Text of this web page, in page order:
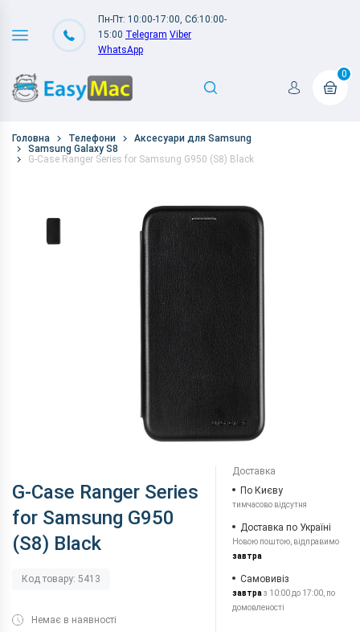
Пн-Пт: 10:00-17:00, Сб:10:00-
15:00 Telegram Viber
WhatsApp
0
Головна Телефони
Аксесуари для Samsung
Samsung Galaxy S8
G-Case Ranger Series for Samsung G950 (S8) Black
G-Case Ranger Series
for Samsung G950
(S8) Black
Код товару: 5413
Немає в наявності
Доставка
По Києву
тимчасово відсутня
Доставка по Україні
Новою поштою, відправимо
завтра
Самовивіз
завтраз 10:00 до 17:00, по
домовленості